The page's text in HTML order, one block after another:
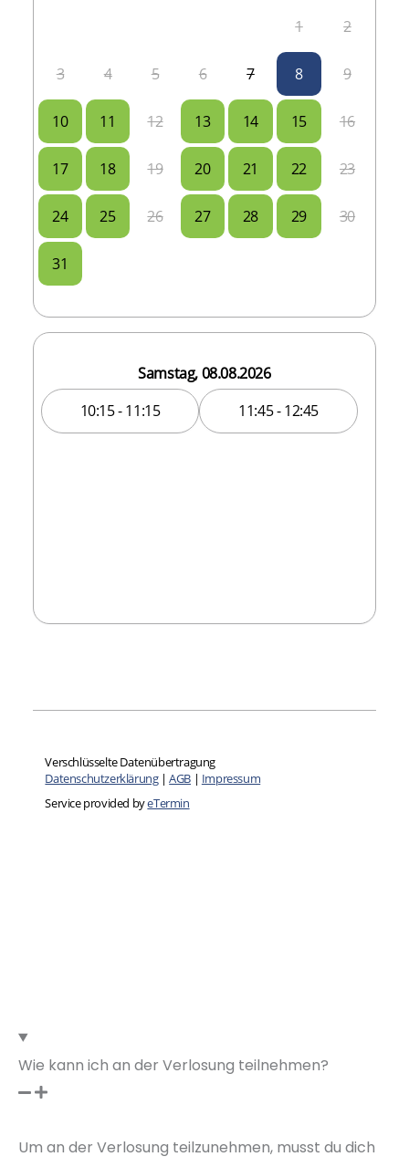
Wie kann ich an der Verlosung teilnehmen?
Um an der Verlosung teilzunehmen, musst du dich